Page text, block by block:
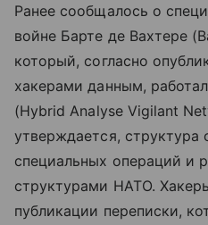
Ранее сообщалось о
войне Бартe де Вахтере
который, согласно
хакерами данным,
(Hybrid Analyse Vigilant
утверждается, структура
специальных операций и
структурами НАТО.
публикации переписки,